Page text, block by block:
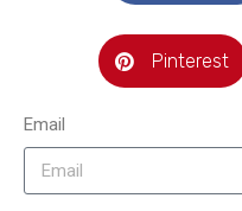
Pinterest
Email